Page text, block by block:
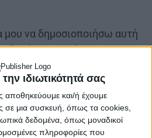
ιδιωτικότητά σας
αποθηκεύουμε και/ή έχουμε
σε μια συσκευή, όπως τα cookies,
δεδομένα, όπως μοναδικοί
πληροφορίες που
να δημοσιοποιήσω αυτή
δια όποιου τρόπου